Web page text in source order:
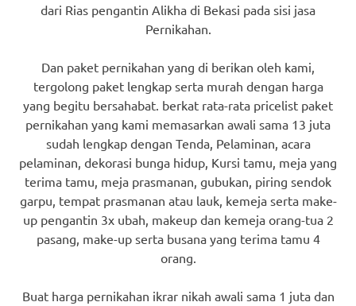
dari Rias pengantin Alikha di Bekasi pada sisi jasa
Pernikahan.
Dan paket pernikahan yang di berikan oleh kami,
tergolong paket lengkap serta murah dengan harga
yang begitu bersahabat. berkat rata-rata pricelist paket
pernikahan yang kami memasarkan awali sama 13 juta
sudah lengkap dengan Tenda, Pelaminan, acara
pelaminan, dekorasi bunga hidup, Kursi tamu, meja yang
terima tamu, meja prasmanan, gubukan, piring sendok
garpu, tempat prasmanan atau lauk, kemeja serta make-
up pengantin 3x ubah, makeup dan kemeja orang-tua 2
pasang, make-up serta busana yang terima tamu 4
orang.
Buat harga pernikahan ikrar nikah awali sama 1 juta dan